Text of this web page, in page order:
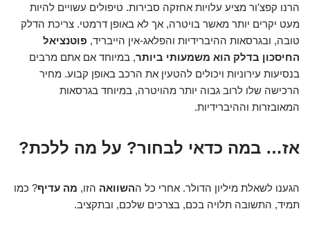
הרנו קפצ'ור מציע עלויות אחזקה סבירות. טיפולים עשויים להיות
מעט יקרים יותר מאשר בויטרה, אך לא באופן דרמטי. צריכת הדלק
טובה, ובגרסאות ההיברידיות והפלאג-אין הייבריד, פוטנציאל
החיסכון בדלק הוא משמעותי ביותר, במיוחד אם אתם מרבים
בנסיעות עירוניות ויכולים להטעין את הרכב באופן קבוע. מחיר
הרכישה שלו לרוב גבוה יותר מהויטרה, במיוחד בגרסאות
המאובזרות וההיברידיות.
אז… במה כדאי לבחור? על מה ללכת?
הגענו לשאלת מיליון הדולר. אחרי כל ההשוואה הזו, מה עדיף? כמו
תמיד, התשובה תלויה בכם, בצרכים שלכם, ובתקציב.